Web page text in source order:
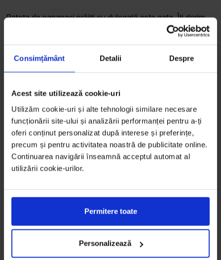
Consimțământ Detalii Despre
Acest site utilizează cookie-uri
Utilizăm cookie-uri și alte tehnologii similare necesare
funcționării site-ului și analizării performanței pentru a-ți
oferi conținut personalizat după interese și preferințe,
precum și pentru activitatea noastră de publicitate online.
Continuarea navigării înseamnă acceptul automat al
utilizării cookie-urilor.
Permitere toate
Personalizează
Rețeta de papanași prăjiți cu dulceață este gata. Îți dorim
Data publicării:2020-10-15| Autor:
Echipa editorială
să o încerci prima?
Poftă bună!
Vezi mai multe deserturi